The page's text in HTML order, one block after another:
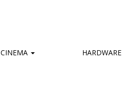
CINEMA HARDWARE